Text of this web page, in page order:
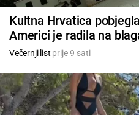
Kultna Hrvatica
Americi je radila na
Večernji list prije 9 sati